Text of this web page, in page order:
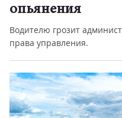
опьянения
Водителю грозит
права управления.